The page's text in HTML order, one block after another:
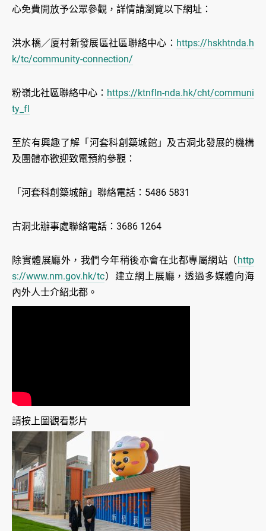
心免費開放予公眾參觀，詳情請瀏覽以下網址：
洪水橋／厦村新發展區社區聯絡中心： https://hskhtnda.h
k/tc/community-connection/
粉嶺北社區聯絡中心： https://ktnfln-nda.hk/cht/communi
ty_fl
至於有興趣了解「河套科創築城館」及古洞北發展的機構
及團體亦歡迎致電預約參觀：
「河套科創築城館」聯絡電話：5486 5831
古洞北辦事處聯絡電話：3686 1264
除實體展廳外，我們今年稍後亦會在北都專屬網站（http
s://www.nm.gov.hk/tc）建立網上展廳，透過多媒體向海
內外人士介紹北都。
請按上圖觀看影片